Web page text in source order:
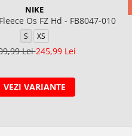
NIKE
Os FZ Hd - FB8047-010
S XS
Lei245,99 Lei
VEZI VARIANTE